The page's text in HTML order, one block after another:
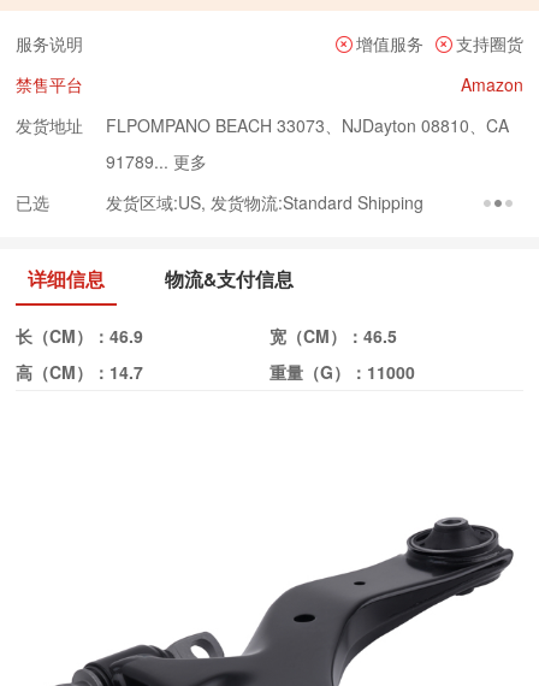
服务说明 增值服务
支持圈货
禁售平台
Amazon
发货地址
FLPOMPANO BEACH 33073、NJDayton 08810、CA
91789... 更多
已选
发货区域:US, 发货物流:Standard Shipping
详细信息 物流&支付信息
长（CM）：46.9 宽（CM）： 46.5
高（CM）： 14.7 重量（G）： 11000